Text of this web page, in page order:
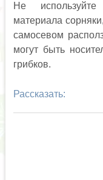
Не
материала
самосевом
могут быть
грибков.
Рассказать: